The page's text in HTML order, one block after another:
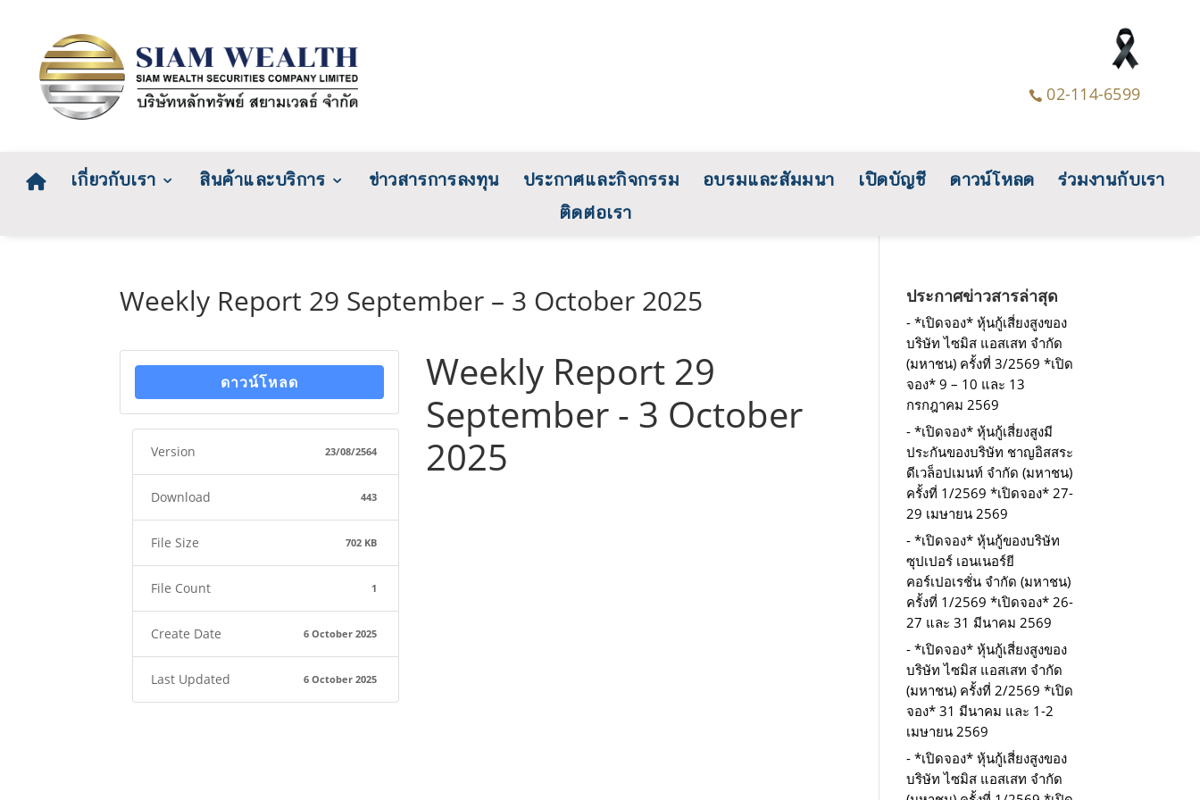
 02-114-6599
เกี่ยวกับเรา สินค้าและบริการ ข่าวสารการลงทุน ประกาศและกิจกรรม อบรมและสัมมนา เปิดบัญชี ดาวน์โหลด ร่วมงานกับเรา
ติดต่อเรา
Weekly Report 29 September – 3 October 2025
ดาวน์โหลด
Version 23/08/2564
Download 443
File Size 702 KB
File Count 1
Create Date 6 October 2025
Last Updated 6 October 2025
Weekly Report 29
September - 3 October
2025
ประกาศข่าวสารล่าสุด
*เปิดจอง* หุ้นกู้เสี่ยงสูงของ
บริษัท ไซมิส แอสเสท จำกัด
(มหาชน) ครั้งที่ 3/2569 *เปิด
จอง* 9 – 10 และ 13
กรกฎาคม 2569
*เปิดจอง* หุ้นกู้เสี่ยงสูงมี
ประกันของบริษัท ชาญอิสสระ
ดีเวล็อปเมนท์ จำกัด (มหาชน)
ครั้งที่ 1/2569 *เปิดจอง* 27-
29 เมษายน 2569
*เปิดจอง* หุ้นกู้ของบริษัท
ซุปเปอร์ เอนเนอร์ยี
คอร์เปอเรชั่น จำกัด (มหาชน)
ครั้งที่ 1/2569 *เปิดจอง* 26-
27 และ 31 มีนาคม 2569
*เปิดจอง* หุ้นกู้เสี่ยงสูงของ
บริษัท ไซมิส แอสเสท จำกัด
(มหาชน) ครั้งที่ 2/2569 *เปิด
จอง* 31 มีนาคม และ 1-2
เมษายน 2569
*เปิดจอง* หุ้นกู้เสี่ยงสูงของ
บริษัท ไซมิส แอสเสท จำกัด